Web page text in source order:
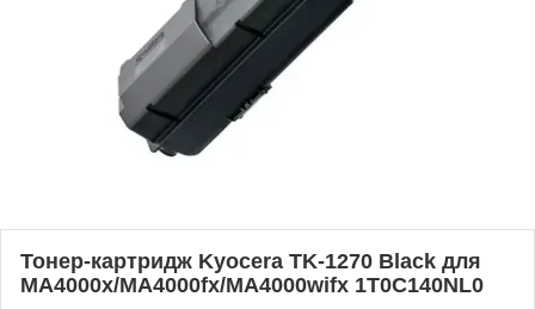
Тонер-картридж Kyocera TK-1270 Black для
MA4000x/MA4000fx/MA4000wifx 1T0C140NL0